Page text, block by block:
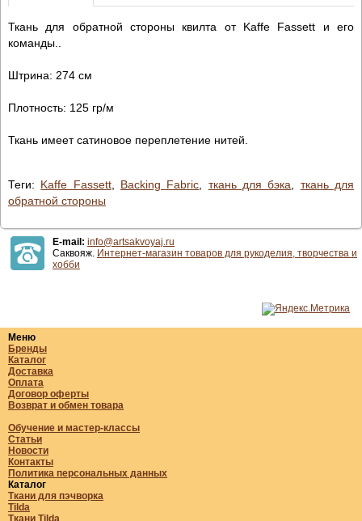
Ткань для обратной стороны квилта от Kaffe Fassett и его
команды..
Штрина: 274 см
Плотность: 125 гр/м
Ткань имеет сатиновое переплетение нитей.
Теги: Kaffe Fassett, Backing Fabric ткань для бэка
ткань для
обратной стороны
E-mail: info@artsakvoyaj.ru
Саквояж. Интернет-магазин товаров для рукоделия, творчества и
хобби
Меню
Бренды
Каталог
Доставка
Оплата
Договор оферты
Возврат и обмен товара
Обучение и мастер-классы
Статьи
Новости
Контакты
Политика персональных данных
Каталог
Ткани для пэчворка
Tilda
Ткани Tilda